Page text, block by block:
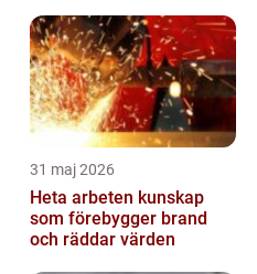
31 maj 2026
Heta arbeten kunskap
som förebygger brand
och räddar värden